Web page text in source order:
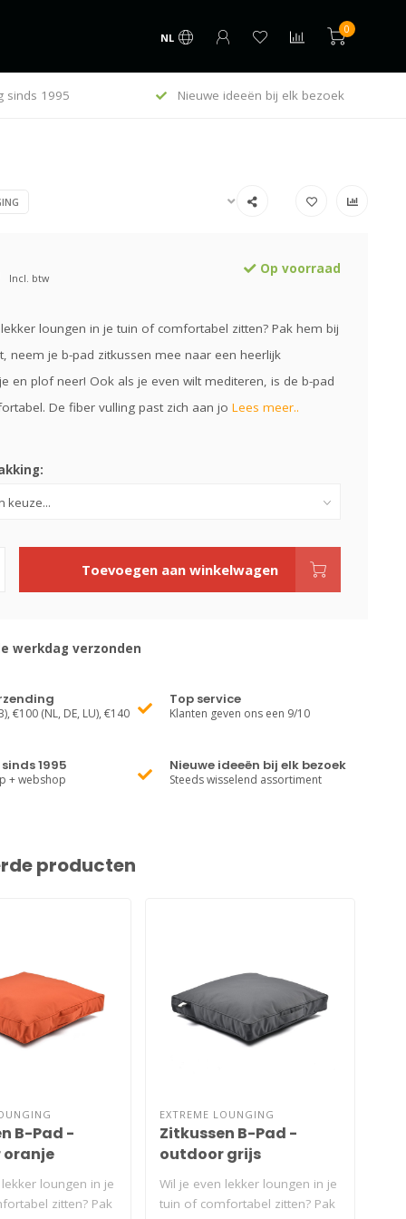
NL
0
sinds 1995 Nieuwe ideeën bij elk bezoek
Incl. btw
Op voorraad
loungen in je tuin of comfortabel zitten? Pak hem bij
neem je b-pad zitkussen mee naar een heerlijk
en plof neer! Ook als je even wilt mediteren, is de b-pad
De fiber vulling past zich aan jo Lees meer..
Toevoegen aan winkelwagen
werkdag verzonden
€100 (NL, DE, LU), €140
Top service
Klanten geven ons een 9/10
1995
+ webshop
Nieuwe ideeën bij elk bezoek
Steeds wisselend assortiment
producten
B-Pad -
loungen in je
zitten? Pak
EXTREME LOUNGING
Zitkussen B-Pad -
outdoor grijs
Wil je even lekker loungen in je
tuin of comfortabel zitten? Pak